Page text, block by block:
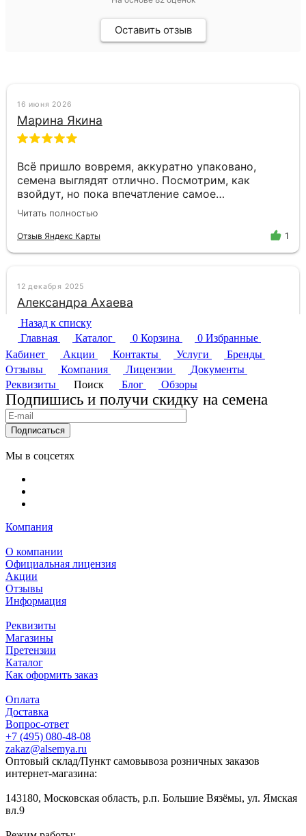
Назад к списку
Главная
Каталог 0 Корзина 0 Избранные
Кабинет
Акции Контакты Услуги
Бренды
Отзывы
Компания Лицензии
Документы
Реквизиты
Поиск Блог Обзоры
Подпишись и получи скидку на семена
Подписаться
Мы в соцсетях
Компания
О компании
Официальная лицензия
Акции
Отзывы
Информация
Реквизиты
Магазины
Претензии
Каталог
Как оформить заказ
Оплата
Доставка
Вопрос-ответ
+7 (495) 080-48-08
zakaz@alsemya.ru
Оптовый склад/Пункт самовывоза розничных заказов
интернет-магазина:
143180, Московская область, р.п. Большие Вязёмы, ул. Ямская
вл.9